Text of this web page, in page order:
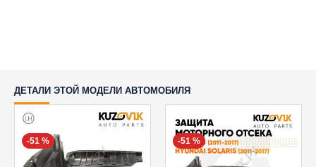
ДЕТАЛИ ЭТОЙ МОДЕЛИ АВТОМОБИЛЯ
-51 % -51 %